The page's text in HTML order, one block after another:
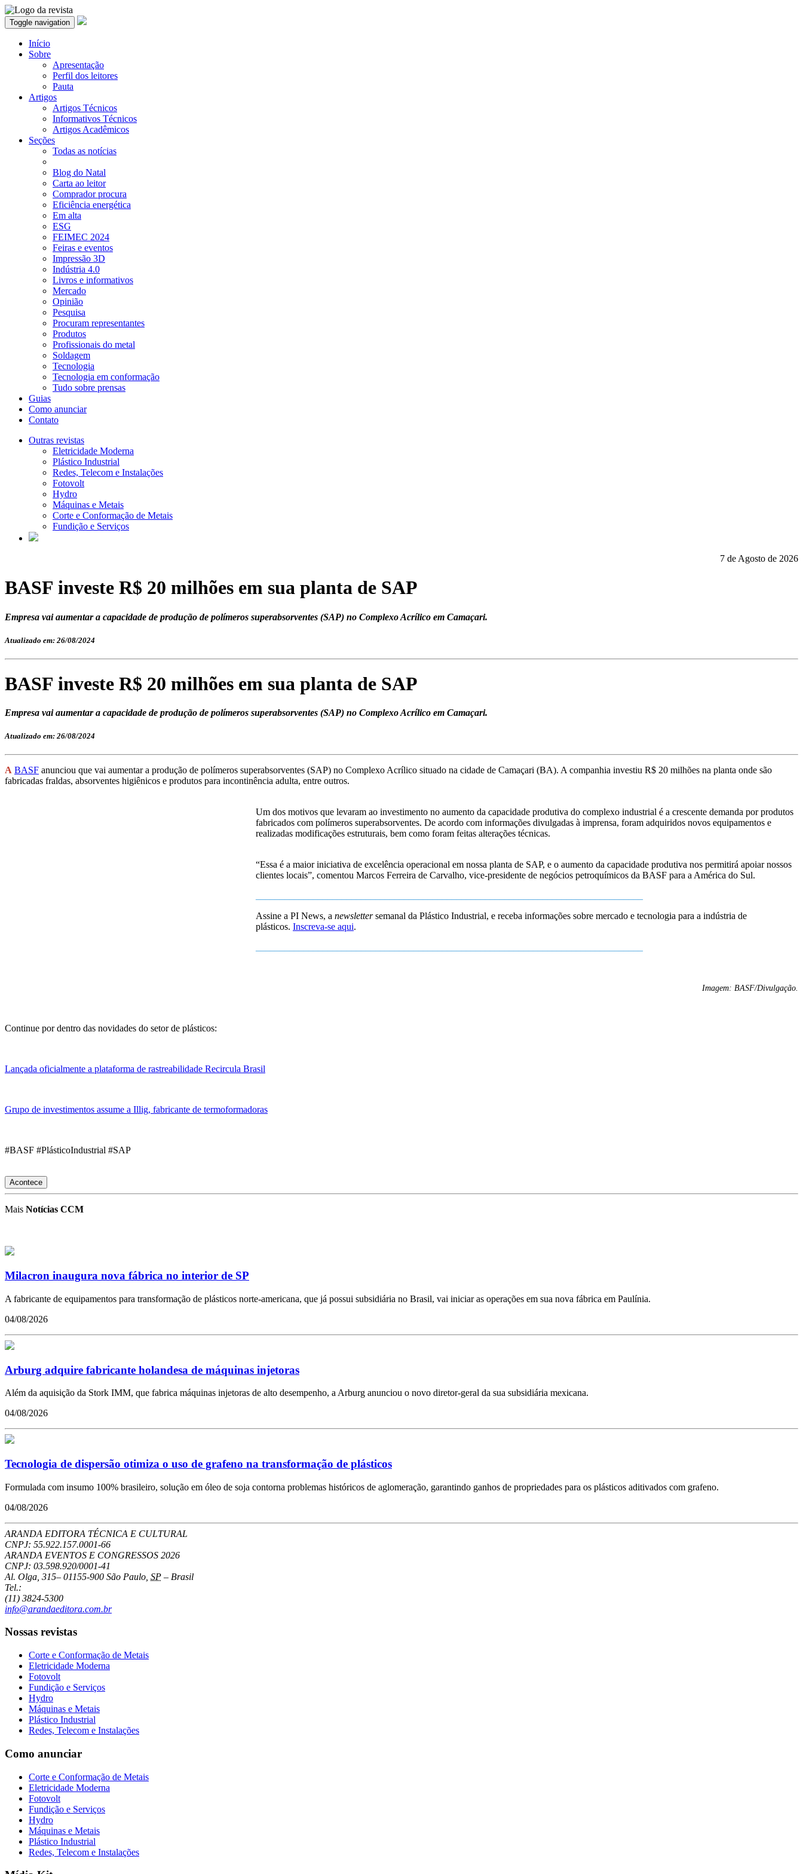
Toggle navigation
Início
Sobre
Apresentação
Perfil dos leitores
Pauta
Artigos
Artigos Técnicos
Informativos Técnicos
Artigos Acadêmicos
Seções
Todas as notícias
Blog do Natal
Carta ao leitor
Comprador procura
Eficiência energética
Em alta
ESG
FEIMEC 2024
Feiras e eventos
Impressão 3D
Indústria 4.0
Livros e informativos
Mercado
Opinião
Pesquisa
Procuram representantes
Produtos
Profissionais do metal
Soldagem
Tecnologia
Tecnologia em conformação
Tudo sobre prensas
Guias
Como anunciar
Contato
Outras revistas
Eletricidade Moderna
Plástico Industrial
Redes, Telecom e Instalações
Fotovolt
Hydro
Máquinas e Metais
Corte e Conformação de Metais
Fundição e Serviços
7 de Agosto de 2026
BASF investe R$ 20 milhões em sua planta de SAP
Empresa vai aumentar a capacidade de produção de polímeros superabsorventes (SAP) no Complexo Acrílico em Camaçari.
Atualizado em: 26/08/2024
BASF investe R$ 20 milhões em sua planta de SAP
Empresa vai aumentar a capacidade de produção de polímeros superabsorventes (SAP) no Complexo Acrílico em Camaçari.
Atualizado em: 26/08/2024
A BASF anunciou que vai aumentar a produção de polímeros superabsorventes (SAP) no Complexo Acrílico situado na cidade de Camaçari (BA). A companhia investiu R$ 20 milhões na planta onde são
fabricadas fraldas, absorventes higiênicos e produtos para incontinência adulta, entre outros.
Um dos motivos que levaram ao investimento no aumento da capacidade produtiva do complexo industrial é a crescente demanda por produtos
fabricados com polímeros superabsorventes. De acordo com informações divulgadas à imprensa, foram adquiridos novos equipamentos e
realizadas modificações estruturais, bem como foram feitas alterações técnicas.
“Essa é a maior iniciativa de excelência operacional em nossa planta de SAP, e o aumento da capacidade produtiva nos permitirá apoiar nossos
clientes locais”, comentou Marcos Ferreira de Carvalho, vice-presidente de negócios petroquímicos da BASF para a América do Sul.
Assine a PI News, a newslettersemanal da Plástico Industrial, e receba informações sobre mercado e tecnologia para a indústria de
plásticos. Inscreva-se aqui.
Imagem: BASF/Divulgação.
Continue por dentro das novidades do setor de plásticos:
Lançada oficialmente a plataforma de rastreabilidade Recircula Brasil
Grupo de investimentos assume a Illig, fabricante de termoformadoras
#BASF #PlásticoIndustrial #SAP
Acontece
Mais Notícias CCM
Milacron inaugura nova fábrica no interior de SP
A fabricante de equipamentos para transformação de plásticos norte-americana, que já possui subsidiária no Brasil, vai iniciar as operações em sua nova fábrica em Paulínia.
04/08/2026
Arburg adquire fabricante holandesa de máquinas injetoras
Além da aquisição da Stork IMM, que fabrica máquinas injetoras de alto desempenho, a Arburg anunciou o novo diretor-geral da sua subsidiária mexicana.
04/08/2026
Tecnologia de dispersão otimiza o uso de grafeno na transformação de plásticos
Formulada com insumo 100% brasileiro, solução em óleo de soja contorna problemas históricos de aglomeração, garantindo ganhos de propriedades para os plásticos aditivados com grafeno.
04/08/2026
ARANDA EDITORA TÉCNICA E CULTURAL
CNPJ: 55.922.157.0001-66
ARANDA EVENTOS E CONGRESSOS 2026
CNPJ: 03.598.920/0001-41
Al. Olga, 315– 01155-900 São Paulo SP – Brasil
Tel.:
(11) 3824-5300
info@arandaeditora.com.br
Nossas revistas
Corte e Conformação de Metais
Eletricidade Moderna
Fotovolt
Fundição e Serviços
Hydro
Máquinas e Metais
Plástico Industrial
Redes, Telecom e Instalações
Como anunciar
Corte e Conformação de Metais
Eletricidade Moderna
Fotovolt
Fundição e Serviços
Hydro
Máquinas e Metais
Plástico Industrial
Redes, Telecom e Instalações